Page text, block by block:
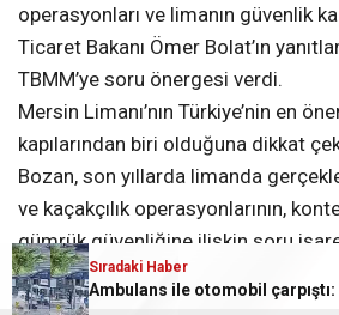
Sıradaki Haber
operasyonları ve limanın güvenlik
Ticaret Bakanı Ömer Bolat’ın
TBMM’ye soru önergesi verdi.
Mersin Limanı’nın Türkiye’nin en
kapılarından biri olduğuna dikkat
Bozan, son yıllarda limanda
ve kaçakçılık operasyonlarının,
gümrük güvenliğine ilişkin soru
belirtti.
Ali Bozan, Bakan Bolat’a verdiği